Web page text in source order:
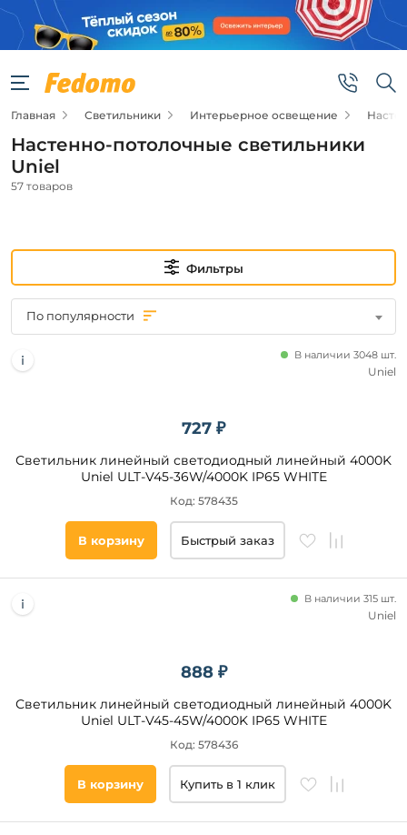
Фильтры
Цена
от
до
Новинка
Стиль
Модерн
Классический
Главная Светильники Интерьерное освещение
Настенно-потолочные светильники
Uniel
57 товаров
Фильтры
По популярности
727 ₽
Светильник линейный светодиодный линейный 4000K
Uniel ULT-V45-36W/4000K IP65 WHITE
В наличии 3048 шт.
Код: 578435
Uniel
В корзину Быстрый заказ
888 ₽
Светильник линейный светодиодный линейный 4000K
Uniel ULT-V45-45W/4000K IP65 WHITE
В наличии 315 шт.
Код: 578436
Uniel
В корзину Купить в 1 клик